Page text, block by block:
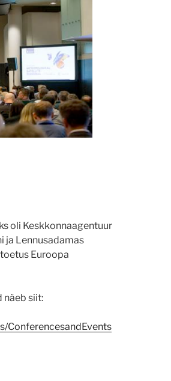
oli Keskkonnaagentuur
ja Lennusadamas
Euroopa
näeb siit:
ConferencesandEvents